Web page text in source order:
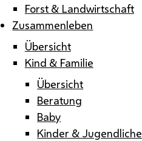
Forst & Landwirtschaft
Zusammenleben
Übersicht
Kind & Familie
Übersicht
Beratung
Baby
Kinder & Jugendliche